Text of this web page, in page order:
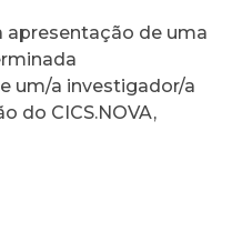
apresentação de uma
um/a investigador/a
do CICS.NOVA,